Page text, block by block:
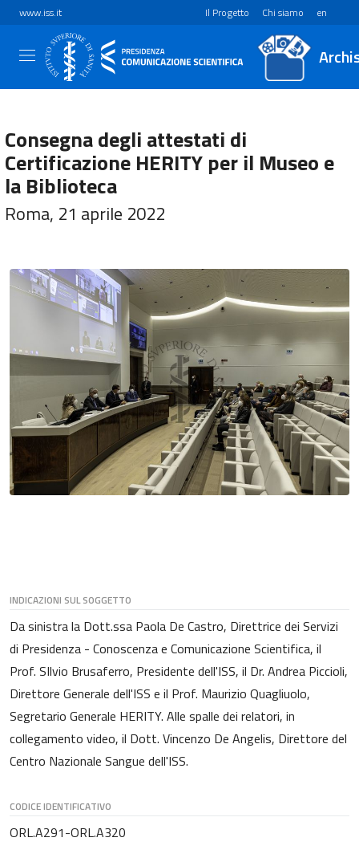
www.iss.it Il Progetto Chi siamo en
Consegna degli attestati di
Certificazione HERITY per il Museo e
la Biblioteca
Roma, 21 aprile 2022
INDICAZIONI SUL SOGGETTO
Da sinistra la Dott.ssa Paola De Castro, Direttrice dei Servizi
di Presidenza - Conoscenza e Comunicazione Scientifica, il
Prof. SIlvio Brusaferro, Presidente dell'ISS, il Dr. Andrea Piccioli,
Direttore Generale dell'ISS e il Prof. Maurizio Quagliuolo,
Segretario Generale HERITY. Alle spalle dei relatori, in
collegamento video, il Dott. Vincenzo De Angelis, Direttore del
Centro Nazionale Sangue dell'ISS.
CODICE IDENTIFICATIVO
ORL.A291-ORL.A320